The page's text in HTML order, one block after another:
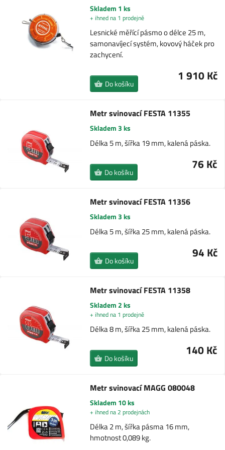
Skladem 1 ks
+ ihned na 1 prodejně
Lesnické měřící pásmo o délce 25 m,
samonavíjecí systém, kovový háček pro
zachycení.
1 910 Kč
Do košíku
Metr svinovací FESTA 11355
Skladem 3 ks
Délka 5 m, šířka 19 mm, kalená páska.
76 Kč
Do košíku
Metr svinovací FESTA 11356
Skladem 3 ks
Délka 5 m, šířka 25 mm, kalená páska.
94 Kč
Do košíku
Metr svinovací FESTA 11358
Skladem 2 ks
+ ihned na 1 prodejně
Délka 8 m, šířka 25 mm, kalená páska.
140 Kč
Do košíku
Metr svinovací MAGG 080048
Skladem 10 ks
+ ihned na 2 prodejnách
Délka 2 m, šířka pásma 16 mm,
hmotnost 0,089 kg.